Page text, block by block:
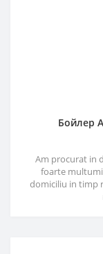
Бойлер
Am procurat in
foarte
domiciliu in timp